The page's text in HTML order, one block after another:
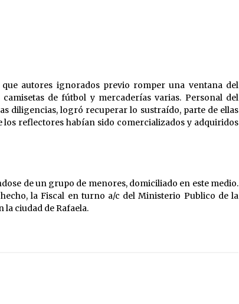
Liga Ceresina: CACU y Union SG
empataron un partido dificil de
destrabar
03/08/2026
autores ignorados previo romper una ventana del
de fútbol y mercaderías varias. Personal del
diligencias, logró recuperar lo sustraído, parte de ellas
reflectores habían sido comercializados y adquiridos
de un grupo de menores, domiciliado en este medio.
la Fiscal en turno a/c del Ministerio Publico de la
la ciudad de Rafaela.